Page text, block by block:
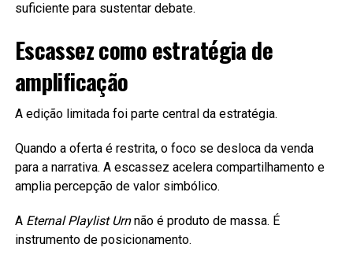
suficiente para sustentar debate.
Escassez como estratégia de
amplificação
A edição limitada foi parte central da estratégia.
Quando a oferta é restrita, o foco se desloca da venda
para a narrativa. A escassez acelera compartilhamento e
amplia percepção de valor simbólico.
A Eternal Playlist Urnnão é produto de massa. É
instrumento de posicionamento.